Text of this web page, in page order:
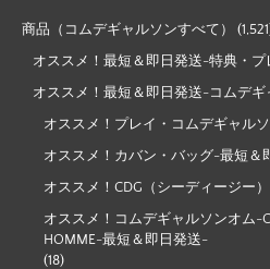
商品（コムデギャルソンすべて）
オススメ！最短＆即日発送-特典・
オススメ！最短＆即日発送-コムデギ
オススメ！プレイ・コムデギャル
オススメ！カバン・バッグ-最短＆
オススメ！CDG（シーディージー
オススメ！コムデギャルソンオム-
HOMME-最短＆即日発送-
(18)